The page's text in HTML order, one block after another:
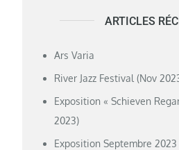
ARTICLES
Ars Varia
River Jazz Festival (Nov
Exposition « Schieven
2023)
Exposition Septembre